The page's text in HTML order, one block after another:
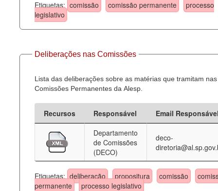
Etiquetas: comissão comissão permanente
processo
legislativo
Deliberações nas Comissões
Lista das deliberações sobre as matérias que tramitam nas
Comissões Permanentes da Alesp.
Recursos Responsável
Email
Departamento
de Comissões
(DECO)
deco-
Etiquetas: deliberação propositura comissão
permanente
processo legislativo